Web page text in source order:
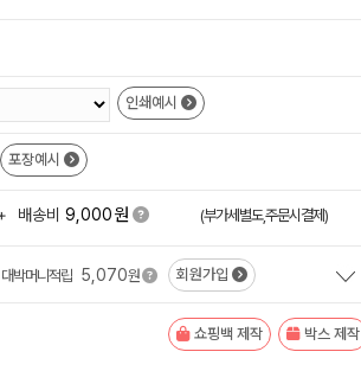
인쇄예시
포장예시
배송비 9,000원 (부가세별도,주문시결제)
대박머니적립 5,070원 회원가입
쇼핑백 제작 박스 제작